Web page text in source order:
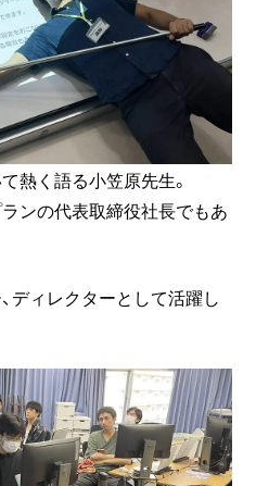
熱く語る小笠原先生。
ンの代表取締役社長でもあ
ディレクターとして活躍し